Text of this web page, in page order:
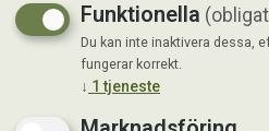
Funktionella
Du kan inte inaktivera dessa,
fungerar korrekt.
↓ 1 tjeneste